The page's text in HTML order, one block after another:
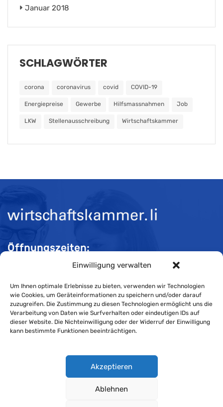
Einwilligung verwalten
Um Ihnen optimale Erlebnisse zu bieten, verwenden wir Technologien
wie Cookies, um Geräteinformationen zu speichern und/oder darauf
zuzugreifen. Die Zustimmung zu diesen Technologien ermöglicht uns die
Verarbeitung von Daten wie Surfverhalten oder eindeutigen IDs auf
dieser Website. Die Nichteinwilligung oder der Widerruf der Einwilligung
kann bestimmte Funktionen beeinträchtigen.
Akzeptieren
Ablehnen
Januar 2018
SCHLAGWÖRTER
corona coronavirus covid COVID-19
Energiepreise Gewerbe Hilfsmassnahmen Job
LKW Stellenausschreibung Wirtschaftskammer
Öffnungszeiten:
Mo-Do 08:00 bis 11:30 und 13:30 bis 16:30 Uhr
Fr 08:00 bis 11:30 und 13:30 bis 16:00 Uhr
Impressum
Cookie-Richtlinie